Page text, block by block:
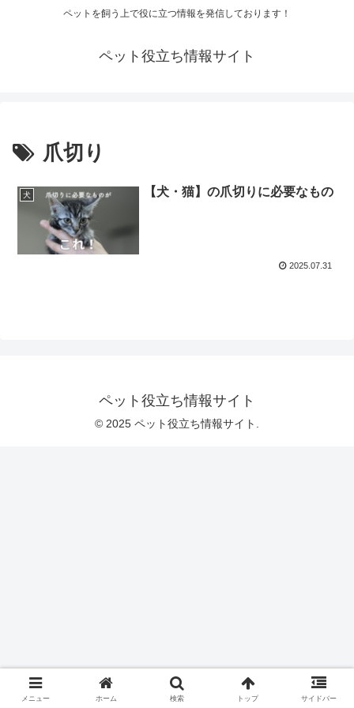
ペットを飼う上で役に立つ情報を発信しております！
ペット役立ち情報サイト
爪切り
犬 【犬・猫】の爪切りに必要なもの
2025.07.31
ペット役立ち情報サイト
© 2025 ペット役立ち情報サイト.
メニュー ホーム 検索 トップ サイドバー